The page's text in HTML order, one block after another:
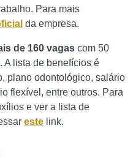
Para mais
da empresa.
de 160 vagas com 50
A lista de benefícios é
plano odontológico, salário
flexível, entre outros. Para
e ver a lista de
este link.